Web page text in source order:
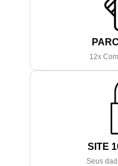
12x
SITE
Seus